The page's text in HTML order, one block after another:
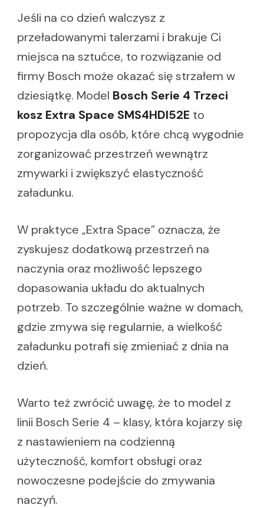
Jeśli na co dzień walczysz z
przeładowanymi talerzami i brakuje Ci
miejsca na sztućce, to rozwiązanie od
firmy Bosch może okazać się strzałem w
dziesiątkę. Model Bosch Serie 4 Trzeci
kosz Extra Space SMS4HDI52E to
propozycja dla osób, które chcą wygodnie
zorganizować przestrzeń wewnątrz
zmywarki i zwiększyć elastyczność
załadunku.
W praktyce „Extra Space” oznacza, że
zyskujesz dodatkową przestrzeń na
naczynia oraz możliwość lepszego
dopasowania układu do aktualnych
potrzeb. To szczególnie ważne w domach,
gdzie zmywa się regularnie, a wielkość
załadunku potrafi się zmieniać z dnia na
dzień.
Warto też zwrócić uwagę, że to model z
linii Bosch Serie 4 – klasy, która kojarzy się
z nastawieniem na codzienną
użyteczność, komfort obsługi oraz
nowoczesne podejście do zmywania
naczyń.